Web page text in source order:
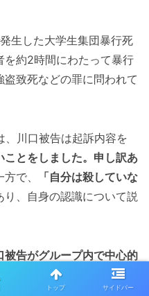
生した大学生集団暴行死
約2時間にわたって暴行
致死などの罪に問われて
川口被告は起訴内容を
ことをしました。申し訳あ
で、
「自分は殺していな
り、自身の認識について説
被告がグループ内で中心的
れ、事件への関与の度合
トップ サイドバー